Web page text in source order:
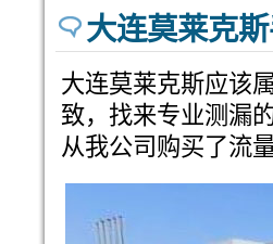
大连莫莱克
大连莫莱克斯应该
致，找来专业测漏
从我公司购买了流